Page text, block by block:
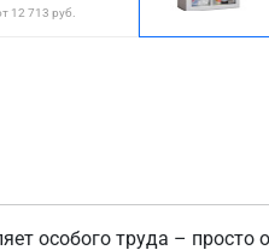
12 713 руб.
особого труда – просто